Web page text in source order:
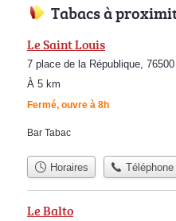
Tabacs à
Le Saint Louis
7 place de la République,
À 5 km
Fermé, ouvre à 8h
Bar Tabac
Horaires Téléphone
Le Balto